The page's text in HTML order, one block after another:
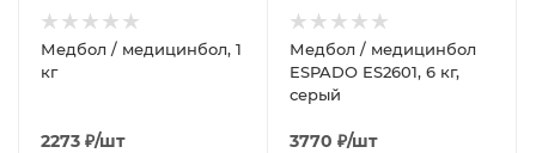
Медбол / медицинбол, 1
кг
2273 ₽/шт
Медбол / медицинбол
ESPADO ES2601, 6 кг,
серый
3770 ₽/шт